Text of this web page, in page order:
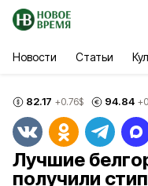
Новости Статьи
82.17 +0.76$ 94.84
Лучшие
получили